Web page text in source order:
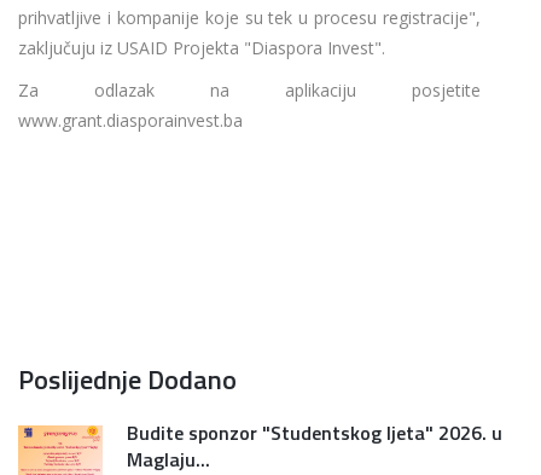
prihvatljive i kompanije koje su tek u procesu registracije",
zaključuju iz USAID Projekta "Diaspora Invest".
Za odlazak na aplikaciju posjetite
www.grant.diasporainvest.ba
Poslijednje Dodano
Budite sponzor "Studentskog ljeta" 2026. u
Maglaju...